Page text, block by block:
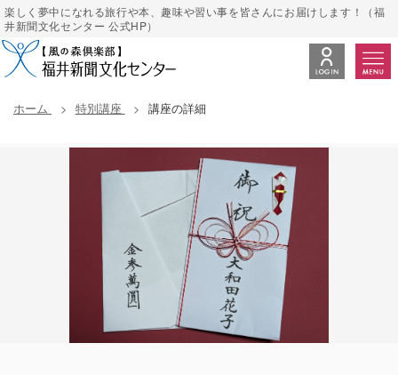
楽しく夢中になれる旅行や本、趣味や習い事を皆さんにお届けします！（福
井新聞文化センター 公式HP）
ホーム 特別講座 講座の詳細